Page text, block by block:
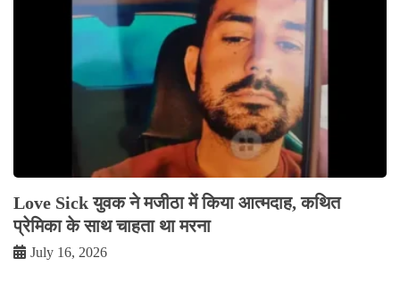
Love Sick युवक ने मजीठा में किया आत्मदाह, कथित
प्रेमिका के साथ चाहता था मरना
July 16, 2026